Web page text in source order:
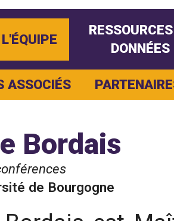
L'ÉQUIPE
DONNÉES
ASSOCIÉS
Bordais
de Bourgogne